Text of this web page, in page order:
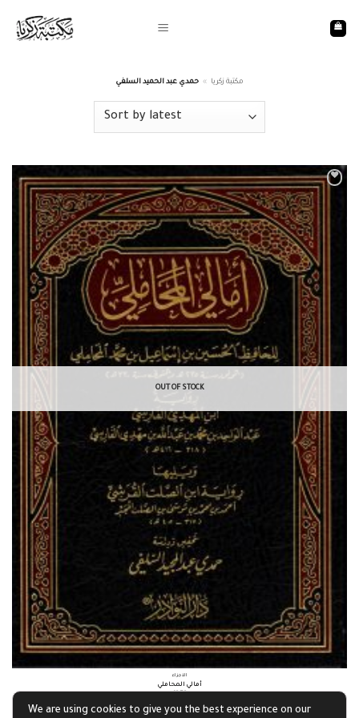
content
مكتبة زكريا » حمدي عبد الحميد السلفي
OUT OF STOCK
الأجزاء
أمالي المحاملي
£9.79
Read more
We are using cookies to give you the best experience on our